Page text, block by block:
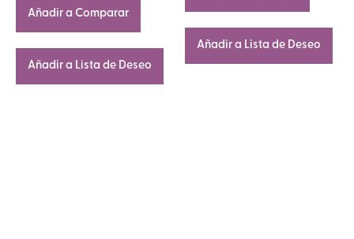
Añadir a Comparar
Añadir a Lista de Deseo
Añadir a Lista de Deseo